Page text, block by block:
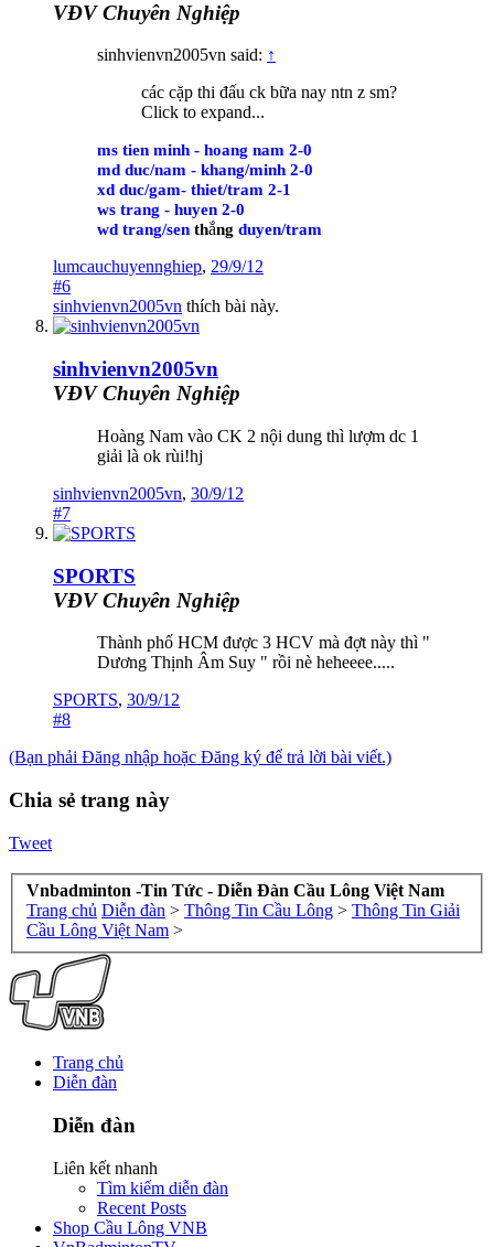
VĐV Chuyên Nghiệp
sinhvienvn2005vn said: ↑
các cặp thi đấu ck bữa nay ntn z sm?
Click to expand...
ms tien minh - hoang nam 2-0
md duc/nam - khang/minh 2-0
xd duc/gam- thiet/tram 2-1
ws trang - huyen 2-0
wd trang/sen thắng duyen/tram
lumcauchuyennghiep, 29/9/12
#6
sinhvienvn2005vn thích bài này.
sinhvienvn2005vn
VĐV Chuyên Nghiệp
Hoàng Nam vào CK 2 nội dung thì lượm dc 1
giải là ok rùi!hj
sinhvienvn2005vn, 30/9/12
#7
SPORTS
VĐV Chuyên Nghiệp
Thành phố HCM được 3 HCV mà đợt này thì "
Dương Thịnh Âm Suy " rồi nè heheeee.....
SPORTS, 30/9/12
#8
(Bạn phải Đăng nhập hoặc Đăng ký để trả lời bài viết.)
Chia sẻ trang này
Tweet
Vnbadminton -Tin Tức - Diễn Đàn Cầu Lông Việt Nam
Trang chủ Diễn đàn > Thông Tin Cầu Lông > Thông Tin Giải
Cầu Lông Việt Nam >
Trang chủ
Diễn đàn
Diễn đàn
Liên kết nhanh
Tìm kiếm diễn đàn
Recent Posts
Shop Cầu Lông VNB